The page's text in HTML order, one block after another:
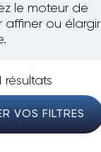
le moteur de
affiner ou élargir
résultats
VOS FILTRES